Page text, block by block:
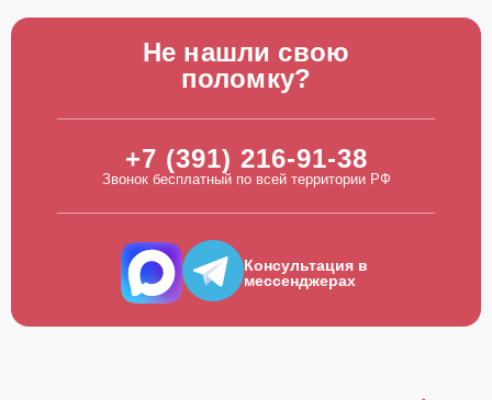
Не нашли свою
поломку?
+7 (391) 216-91-38
Звонок бесплатный по всей территории РФ
Консультация в
мессенджерах